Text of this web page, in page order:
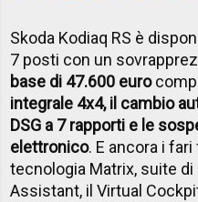
Skoda Kodiaq RS è
7 posti con un
base di 47.600 euro
integrale 4x4, il cambio
DSG a 7 rapporti e le
elettronico. E ancora i
tecnologia Matrix, suite di
Assistant, il Virtual